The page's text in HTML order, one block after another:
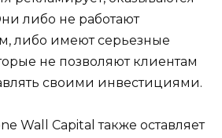
либо не работают
либо имеют серьезные
не позволяют клиентам
своими инвестициями.
Wall Capital также оставляет